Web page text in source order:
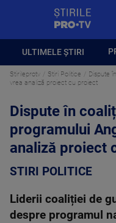
ULTIMELE ȘTIRI
Stirileprotv Stiri Politice
Dispute
vrea analiză proiect cu proiect
Dispute în
programului
analiză proiect
STIRI POLITICE
Liderii coaliției de
despre programul